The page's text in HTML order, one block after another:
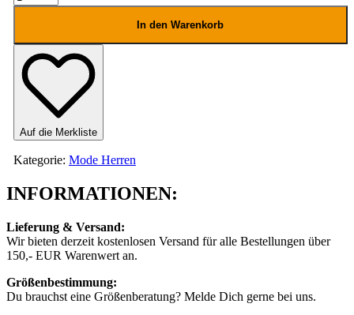
Marcello
Menge
In den Warenkorb
Auf die Merkliste
Kategorie: Mode Herren
INFORMATIONEN:
Lieferung & Versand:
Wir bieten derzeit kostenlosen Versand für alle Bestellungen über
150,- EUR Warenwert an.
Größenbestimmung:
Du brauchst eine Größenberatung? Melde Dich gerne bei uns.